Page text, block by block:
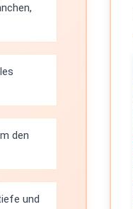
den
und